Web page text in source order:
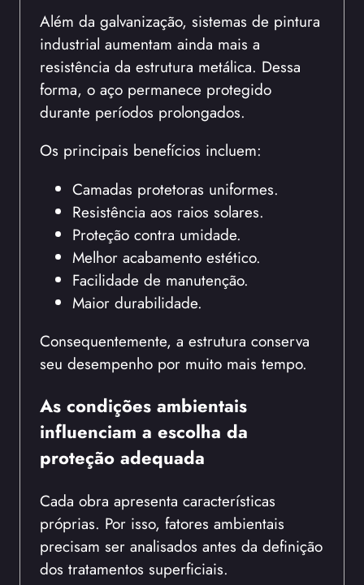
Além da galvanização, sistemas de pintura
industrial aumentam ainda mais a
resistência da estrutura metálica. Dessa
forma, o aço permanece protegido
durante períodos prolongados.
Os principais benefícios incluem:
Camadas protetoras uniformes.
Resistência aos raios solares.
Proteção contra umidade.
Melhor acabamento estético.
Facilidade de manutenção.
Maior durabilidade.
Consequentemente, a estrutura conserva
seu desempenho por muito mais tempo.
As condições ambientais
influenciam a escolha da
proteção adequada
Cada obra apresenta características
próprias. Por isso, fatores ambientais
precisam ser analisados antes da definição
dos tratamentos superficiais.